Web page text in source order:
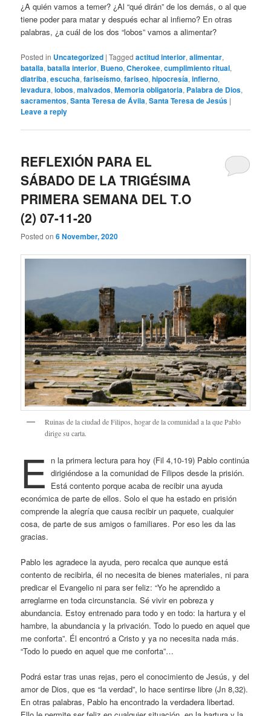
¿A quién vamos a temer? ¿Al “qué dirán” de los demás, o al que
tiene poder para matar y después echar al infierno? En otras
palabras, ¿a cuál de los dos “lobos” vamos a alimentar?
Posted in Uncategorized |Tagged actitud interior,alimentar,
batalla,batalla interior, Bueno,Cherokee,cumplimiento ritual,
diatriba,escucha,fariseísmo,fariseo,hipocresía,infierno,
levadura,lobos,malvados,Memoria obligatoria, Palabra de Dios,
sacramentos,Santa Teresa de Ávila,Santa Teresa de Jesús |
Leave a reply
REFLEXIÓN PARA EL
SÁBADO DE LA TRIGÉSIMA
PRIMERA SEMANA DEL T.O
(2) 07-11-20
Posted on6 November, 2020
Ruinas de la ciudad de Filipos, hogar de la comunidad a la que Pablo
dirige su carta.
E n la primera lectura para hoy (Fil 4,10-19) Pablo continúa
dirigiéndose a la comunidad de Filipos desde la prisión.
Está contento porque acaba de recibir una ayuda
económica de parte de ellos. Solo el que ha estado en prisión
comprende la alegría que causa recibir un paquete, cualquier
cosa, de parte de sus amigos o familiares. Por eso les da las
gracias.
Pablo les agradece la ayuda, pero recalca que aunque está
contento de recibirla, él no necesita de bienes materiales, ni para
predicar el Evangelio ni para ser feliz: “Yo he aprendido a
arreglarme en toda circunstancia. Sé vivir en pobreza y
abundancia. Estoy entrenado para todo y en todo: la hartura y el
hambre, la abundancia y la privación. Todo lo puedo en aquel que
me conforta”. Él encontró a Cristo y ya no necesita nada más.
“Todo lo puedo en aquel que me conforta”…
Podrá estar tras unas rejas, pero el conocimiento de Jesús, y del
amor de Dios, que es “la verdad”, lo hace sentirse libre (Jn 8,32).
En otras palabras, Pablo ha encontrado la verdadera libertad.